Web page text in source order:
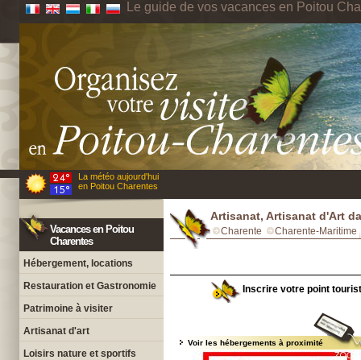
Le guide de vos vacances en Poitou
La météo aujourd'hui
en Poitou Charentes
Vacances en Poitou
Charentes
Hébergement, locations
Restauration et Gastronomie
Patrimoine à visiter
Artisanat d'art
Loisirs nature et sportifs
Artisanat, Artisanat d'Art
Charente Charente-Maritime
Inscrire votre point
Voir les hébergements à proximité